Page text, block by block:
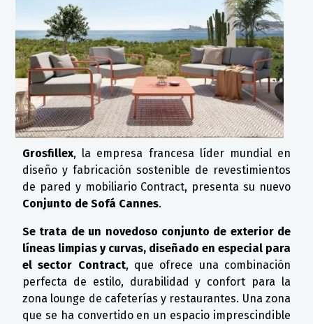
Grosfillex, la empresa francesa líder mundial en
diseño y fabricación sostenible de revestimientos
de pared y mobiliario Contract, presenta su nuevo
Conjunto de Sofá Cannes.
Se trata de un novedoso conjunto de exterior de
líneas limpias y curvas, diseñado en especial para
el sector Contract, que ofrece una combinación
perfecta de estilo, durabilidad y confort para la
zona lounge de cafeterías y restaurantes. Una zona
que se ha convertido en un espacio imprescindible